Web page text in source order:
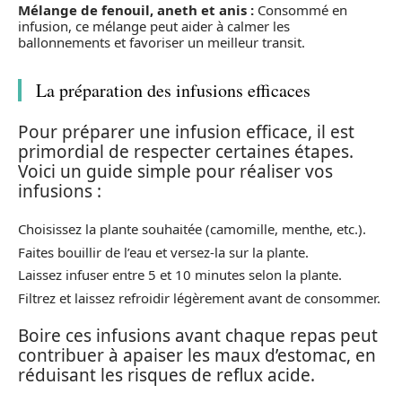
Mélange de fenouil, aneth et anis : Consommé en
infusion, ce mélange peut aider à calmer les
ballonnements et favoriser un meilleur transit.
La préparation des infusions efficaces
Pour préparer une infusion efficace, il est
primordial de respecter certaines étapes.
Voici un guide simple pour réaliser vos
infusions :
Choisissez la plante souhaitée (camomille, menthe, etc.).
Faites bouillir de l’eau et versez-la sur la plante.
Laissez infuser entre 5 et 10 minutes selon la plante.
Filtrez et laissez refroidir légèrement avant de consommer.
Boire ces infusions avant chaque repas peut
contribuer à apaiser les maux d’estomac, en
réduisant les risques de reflux acide.